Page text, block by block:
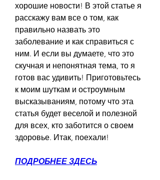
хорошие новости! В этой статье я
расскажу вам все о том, как
правильно назвать это
заболевание и как справиться с
ним. И если вы думаете, что это
скучная и непонятная тема, то я
готов вас удивить! Приготовьтесь
к моим шуткам и остроумным
высказываниям, потому что эта
статья будет веселой и полезной
для всех, кто заботится о своем
здоровье. Итак, поехали!
ПОДРОБНЕЕ ЗДЕСЬ